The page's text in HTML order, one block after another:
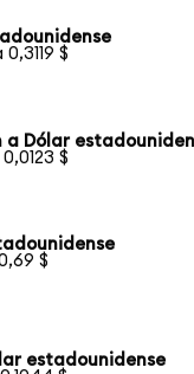
$
a Dólar
$
$
estadounidense